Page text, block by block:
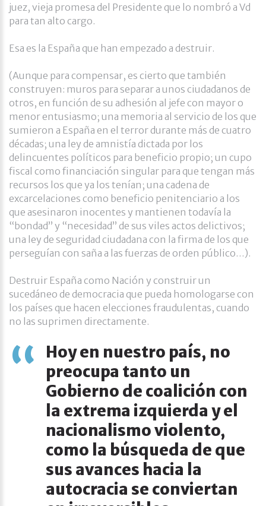
juez, vieja promesa del Presidente que lo nombró a Vd
para tan alto cargo.
Esa es la España que han empezado a destruir.
(Aunque para compensar, es cierto que también
construyen: muros para separar a unos ciudadanos de
otros, en función de su adhesión al jefe con mayor o
menor entusiasmo; una memoria al servicio de los que
sumieron a España en el terror durante más de cuatro
décadas; una ley de amnistía dictada por los
delincuentes políticos para beneficio propio; un cupo
fiscal como financiación singular para que tengan más
recursos los que ya los tenían; una cadena de
excarcelaciones como beneficio penitenciario a los
que asesinaron inocentes y mantienen todavía la
“bondad” y “necesidad” de sus viles actos delictivos;
una ley de seguridad ciudadana con la firma de los que
perseguían con saña a las fuerzas de orden público…).
Destruir España como Nación y construir un
sucedáneo de democracia que pueda homologarse con
los países que hacen elecciones fraudulentas, cuando
no las suprimen directamente.
Hoy en nuestro país, no
preocupa tanto un
Gobierno de coalición con
la extrema izquierda y el
nacionalismo violento,
como la búsqueda de que
sus avances hacia la
autocracia se conviertan